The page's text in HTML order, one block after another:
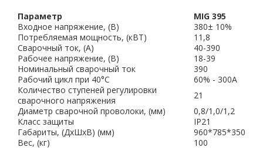
Параметр
MIG 395
Входное напряжение, (В)
380± 10%
Потребляемая мощность, (кВТ)
11,8
Сварочный ток, (А)
40-390
Рабочее напряжение, (В)
18-39
Номинальный сварочный ток
390
Рабочий цикл при 40°C
60% - 300A
Количество ступеней регулировки
сварочного напряжения
21
Диаметр сварочной проволоки, (мм)
0,8/1,0/1,2
Класс защиты
IP21
Габариты, (ДxШxВ) (мм)
960*785*350
Вес, (кг)
100